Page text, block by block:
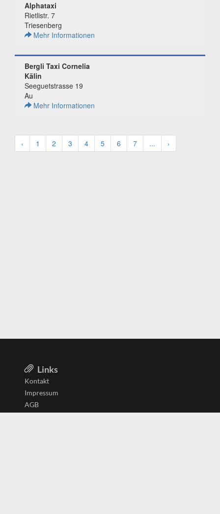
Alphataxi
Rietlistr. 7
Triesenberg
Mehr Informationen
Bergli Taxi Cornelia
Kälin
Seeguetstrasse 19
Au
Mehr Informationen
‹ 1 2 3 4 5 6 7 ... ›
Links
Kontakt
Impressum
AGB